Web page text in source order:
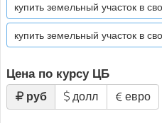
купить земельный участок в
купить земельный участок в
Цена по курсу ЦБ
руб долл евро